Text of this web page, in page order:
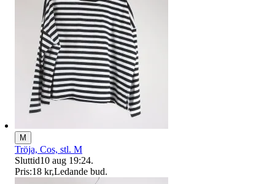
M
Tröja, Cos, stl. M
Sluttid10 aug 19:24.
Pris:18 kr,Ledande bud.